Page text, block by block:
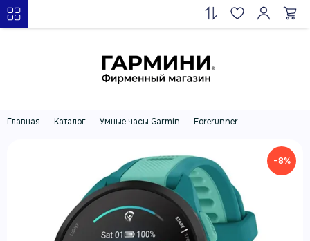
Главная Каталог Умные часы Garmin Forerunner
−8%